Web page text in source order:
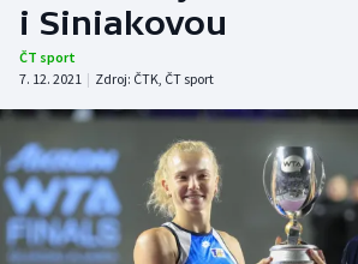
Tenis
Atletika
DALŠÍ SPORTY
Americký fotbal
NEPŘEHLÉDNĚTE
i Siniakovou
ČT sport
7. 12. 2021 | Zdroj: ČTK, ČT sport